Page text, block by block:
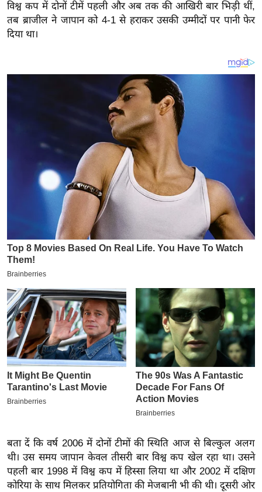
ब
ज
ट
ल
क्रा
इ
ई
-
पे
प
र
मि
सा
बे
मि
सा
ल
विश्व कप में दोनों टीमें पहली और अब तक की आखिरी बार भिड़ी थीं,
तब ब्राजील ने जापान को 4-1 से हराकर उसकी उम्मीदों पर पानी फेर
दिया था।
बता दें कि वर्ष 2006 में दोनों टीमों की स्थिति आज से बिल्कुल अलग
थी। उस समय जापान केवल तीसरी बार विश्व कप खेल रहा था। उसने
पहली बार 1998 में विश्व कप में हिस्सा लिया था और 2002 में दक्षिण
कोरिया के साथ मिलकर प्रतियोगिता की मेजबानी भी की थी। दूसरी ओर